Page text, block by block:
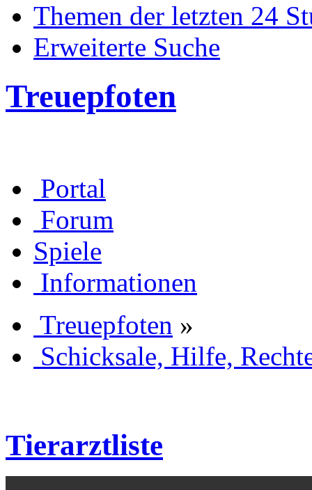
Themen der letzten 24
Erweiterte Suche
Treuepfoten
Portal
Forum
Spiele
Informationen
Treuepfoten »
Schicksale, Hilfe,
Tierarztliste